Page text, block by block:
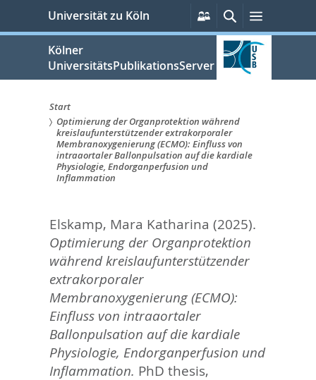
springen
Universität zu Köln
Persönliche
Services
SucheMenü
Kölner
UniversitätsPublikationsServer
Sie
sind
hier:
Start
Optimierung der Organprotektion während
kreislaufunterstützender extrakorporaler
Membranoxygenierung (ECMO): Einfluss von
intraaortaler Ballonpulsation auf die kardiale
Physiologie, Endorganperfusion und
Inflammation
Elskamp, Mara Katharina (2025).
Optimierung der Organprotektion
während kreislaufunterstützender
extrakorporaler
Membranoxygenierung (ECMO):
Einfluss von intraaortaler
Ballonpulsation auf die kardiale
Physiologie, Endorganperfusion und
Inflammation. PhD thesis,